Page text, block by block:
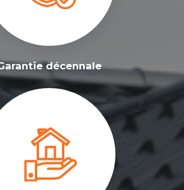
décennale